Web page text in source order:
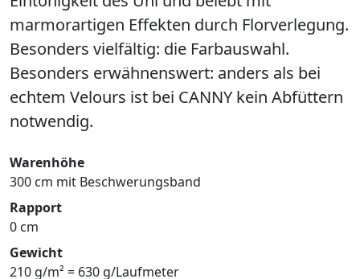
marmorartigen Effekten durch Florverlegung.
Besonders vielfältig: die Farbauswahl.
Besonders erwähnenswert: anders als bei
echtem Velours ist bei CANNY kein Abfüttern
notwendig.
Warenhöhe
300 cm mit Beschwerungsband
Rapport
0 cm
Gewicht
210 g/m² = 630 g/Laufmeter